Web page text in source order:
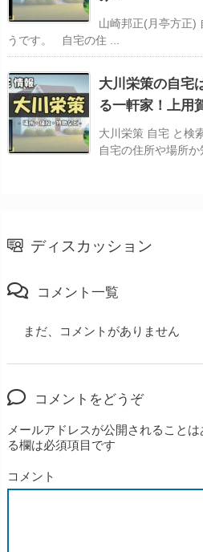
山崎邦正(月亭方正)
うです。 自宅の住 ...
大川栄策の自宅
る一軒家！上用
大川栄策 自宅 と検
自宅の住所や場所か
ディスカッション
コメント一覧
まだ、コメントがありません
コメントをどうぞ
メールアドレスが公開されることは
る欄は必須項目です
コメント